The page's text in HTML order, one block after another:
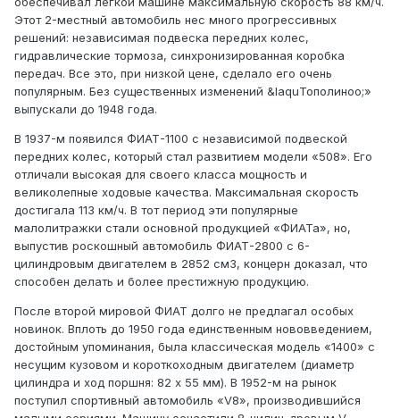
Этот 2-местный автомобиль нес много прогрессивных
решений: независимая подвеска передних колес,
гидравлические тормоза, синхронизированная коробка
передач. Все это, при низкой цене, сделало его очень
популярным. Без существенных изменений &laquТополиноo;»
выпускали до 1948 года.
В 1937-м появился ФИАТ-1100 с независимой подвеской
передних колес, который стал развитием модели «508». Его
отличали высокая для своего класса мощность и
великолепные ходовые качества. Максимальная скорость
достигала 113 км/ч. В тот период эти популярные
малолитражки стали основной продукцией «ФИАТа», но,
выпустив роскошный автомобиль ФИАТ-2800 с 6-
цилиндровым двигателем в 2852 см3, концерн доказал, что
способен делать и более престижную продукцию.
После второй мировой ФИАТ долго не предлагал особых
новинок. Вплоть до 1950 года единственным нововведением,
достойным упоминания, была классическая модель «1400» с
несущим кузовом и короткоходным двигателем (диаметр
цилиндра и ход поршня: 82 х 55 мм). В 1952-м на рынок
поступил спортивный автомобиль «V8», производившийся